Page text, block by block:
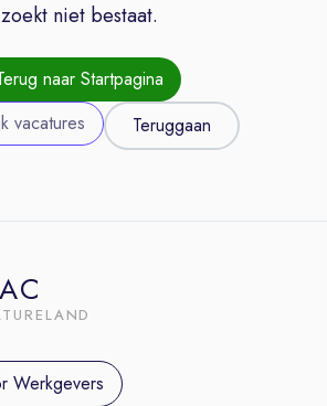
zoekt niet bestaat.
naar Startpagina
vacatures
Teruggaan
Werkgevers